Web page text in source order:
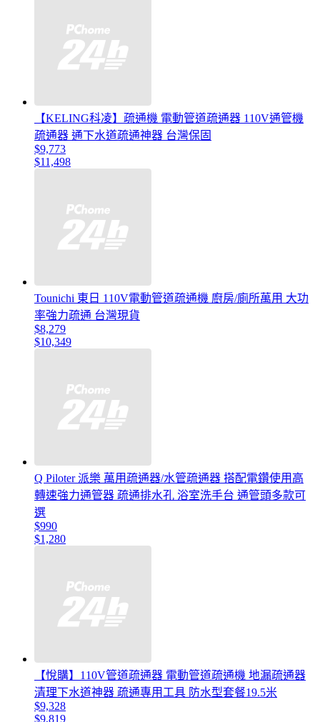
【KELING科凌】疏通機 電動管道疏通器 110V通管機
疏通器 通下水道疏通神器 台灣保固
$9,773
$11,498
Tounichi 東日 110V電動管道疏通機 廚房/廁所萬用 大功
率強力疏通 台灣現貨
$8,279
$10,349
Q Piloter 派樂 萬用疏通器/水管疏通器 搭配電鑽使用高
轉速強力通管器 疏通排水孔 浴室洗手台 通管頭多款可
選
$990
$1,280
【悅購】110V管道疏通器 電動管道疏通機 地漏疏通器
清理下水道神器 疏通專用工具 防水型套餐19.5米
$9,328
$9,819